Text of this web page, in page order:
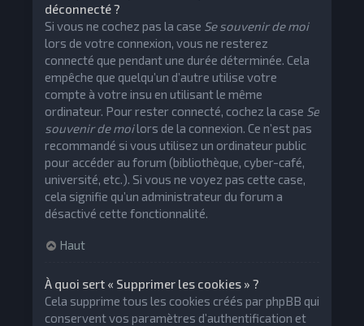
déconnecté ?
Si vous ne cochez pas la case Se souvenir de moi
lors de votre connexion, vous ne resterez
connecté que pendant une durée déterminée. Cela
empêche que quelqu’un d’autre utilise votre
compte à votre insu en utilisant le même
ordinateur. Pour rester connecté, cochez la case Se
souvenir de moilors de la connexion. Ce n’est pas
recommandé si vous utilisez un ordinateur public
pour accéder au forum (bibliothèque, cyber-café,
université, etc.). Si vous ne voyez pas cette case,
cela signifie qu’un administrateur du forum a
désactivé cette fonctionnalité.
Haut
À quoi sert « Supprimer les cookies » ?
Cela supprime tous les cookies créés par phpBB qui
conservent vos paramètres d’authentification et